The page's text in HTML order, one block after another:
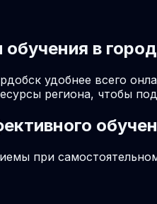
в
удобнее всего
региона, чтобы
при